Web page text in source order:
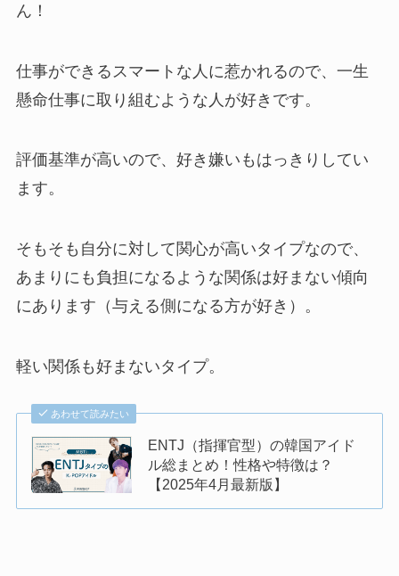
ん！
仕事ができるスマートな人に惹かれるので、一生
懸命仕事に取り組むような人が好きです。
評価基準が高いので、好き嫌いもはっきりしてい
ます。
そもそも自分に対して関心が高いタイプなので、
あまりにも負担になるような関係は好まない傾向
にあります（与える側になる方が好き）。
軽い関係も好まないタイプ。
あわせて読みたい
ENTJ（指揮官型）の韓国アイド
ル総まとめ！性格や特徴は？
【2025年4月最新版】